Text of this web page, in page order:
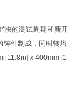
的测试周期和新
件制成，同时转
x 400mm